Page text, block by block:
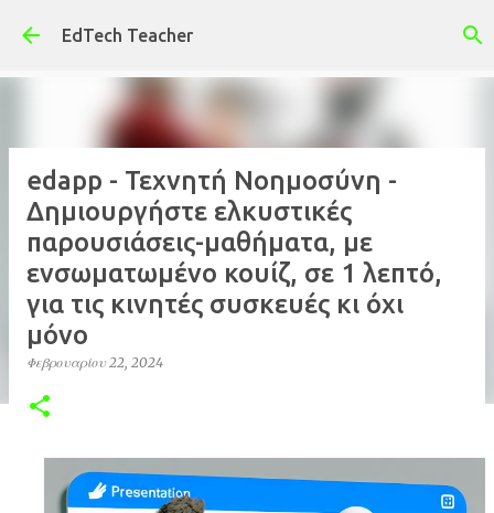
Μετάβαση στο κύριο περιεχόμενο
EdTech Teacher
edapp - Τεχνητή Νοημοσύνη -
Δημιουργήστε ελκυστικές
παρουσιάσεις-μαθήματα, με
ενσωματωμένο κουίζ, σε 1 λεπτό,
για τις κινητές συσκευές κι όχι
μόνο
Φεβρουαρίου 22, 2024